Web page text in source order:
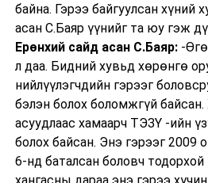
байна. Гэрээ байгуулсан хүний
асан С.Баяр үүнийг та юу гэж
Ерөнхий сайд асан С.Баяр:-
л даа. Бидний хувьд хөрөнгө
нийлүүлэгчдийн гэрээг
бэлэн болох боломжгүй
асуудлаас хамаарч ТЭЗҮ -ийн
болох байсан. Энэ гэрээг 2009
6-нд баталсан боловч
хангасны дараа энэ гэрээ